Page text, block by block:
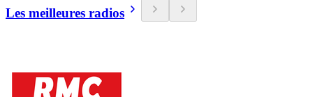
Les meilleures radios